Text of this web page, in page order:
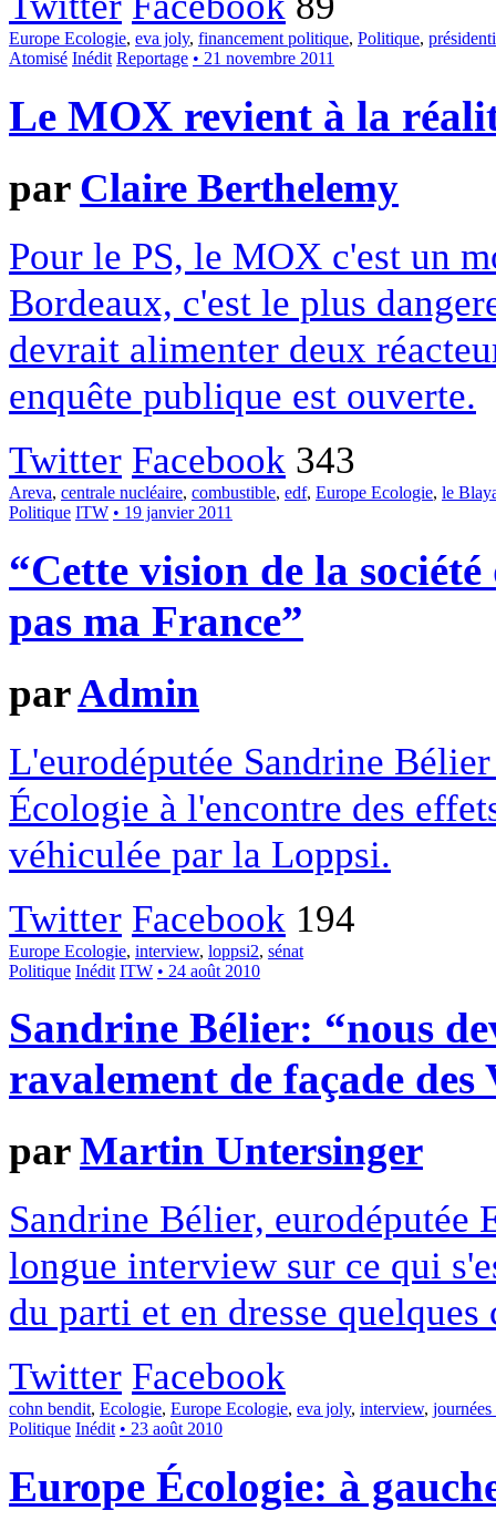
Europe Ecologie, eva joly, financement politique, Politique,
Atomisé Inédit Reportage • 21 novembre 2011
Le MOX revient à la
par Claire Berthelemy
Pour le PS, le MOX c'est un
Bordeaux, c'est le plus
devrait alimenter deux
enquête publique est ouverte.
Twitter Facebook 343
Areva, centrale nucléaire, combustible, edf, Europe Ecologie, le
Politique ITW • 19 janvier 2011
“Cette vision de la
pas ma France”
parAdmin
L'eurodéputée Sandrine
Écologie à l'encontre des
véhiculée par la Loppsi.
Twitter Facebook 194
Europe Ecologie, interview, loppsi2, sénat
Politique Inédit ITW • 24 août 2010
Sandrine Bélier: “nous
ravalement de façade des
parMartin Untersinger
Sandrine Bélier, eurodéputée
longue interview sur ce qui
du parti et en dresse
Twitter Facebook
cohn bendit, Ecologie, Europe Ecologie, eva joly, interview, journées
Politique Inédit • 23 août 2010
Europe Écologie: à